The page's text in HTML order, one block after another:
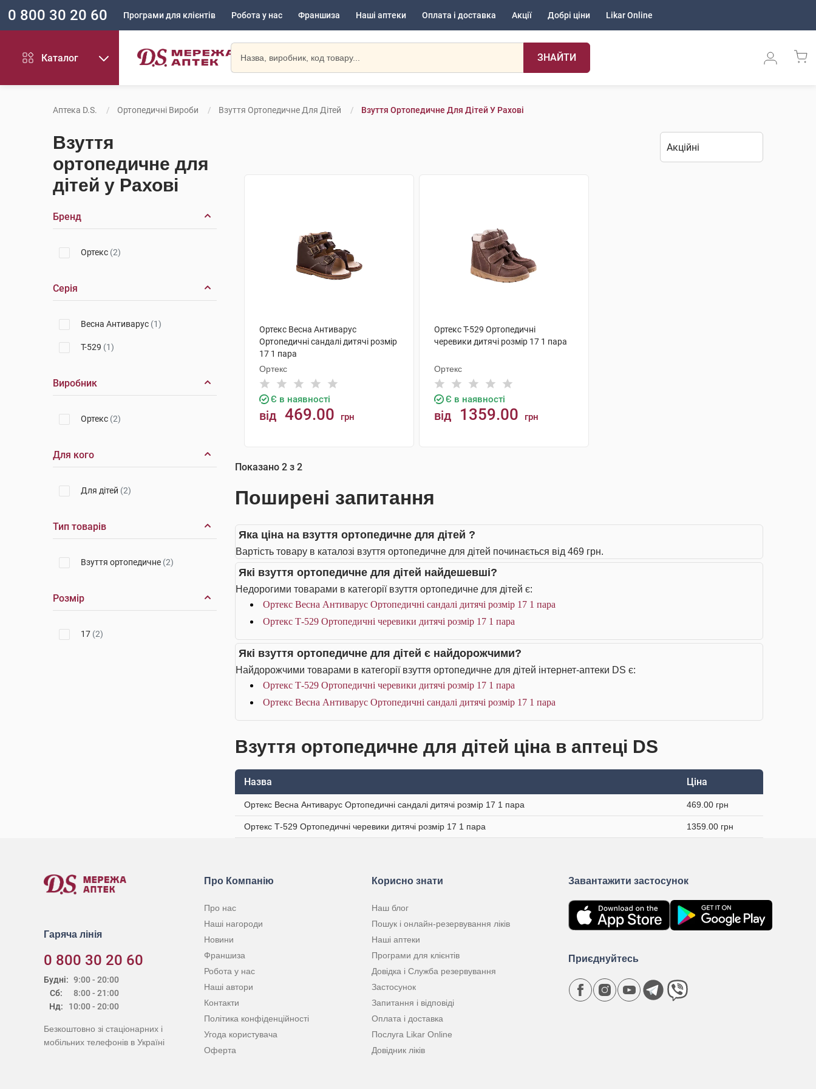
0 800 30 20 60 Програми для клієнтів Робота у нас Франшиза Наші аптеки Оплата і доставка Акції Добрі ціни Likar Online
Каталог ЗНАЙТИ
Аптека D.S. Ортопедичні Вироби Взуття Ортопедичне Для Дітей Взуття Ортопедичне Для Дітей У Рахові
Взуття
ортопедичне для
дітей у Рахові
Бренд
Ортекс (2)
Серія
Весна Антиварус (1)
Т-529 (1)
Виробник
Ортекс (2)
Для кого
Для дітей (2)
Тип товарів
Взуття ортопедичне (2)
Розмір
17 (2)
Ортекс Весна Антиварус
Ортопедичні сандалі дитячі розмір
17 1 пара
Ортекс
Є в наявності
від 469.00 грн
Ортекс Т-529 Ортопедичні
черевики дитячі розмір 17 1 пара
Ортекс
Є в наявності
від 1359.00 грн
Показано 2 з 2
Поширені запитання
Яка ціна на взуття ортопедичне для дітей ?
Вартість товару в каталозі взуття ортопедичне для дітей починається від 469 грн.
Які взуття ортопедичне для дітей найдешевші?
Недорогими товарами в категорії взуття ортопедичне для дітей є:
Ортекс Весна Антиварус Ортопедичні сандалі дитячі розмір 17 1 пара
Ортекс Т-529 Ортопедичні черевики дитячі розмір 17 1 пара
Які взуття ортопедичне для дітей є найдорожчими?
Найдорожчими товарами в категорії взуття ортопедичне для дітей інтернет-аптеки DS є:
Ортекс Т-529 Ортопедичні черевики дитячі розмір 17 1 пара
Ортекс Весна Антиварус Ортопедичні сандалі дитячі розмір 17 1 пара
Взуття ортопедичне для дітей ціна в аптеці DS
Назва Ціна
Ортекс Весна Антиварус Ортопедичні сандалі дитячі розмір 17 1 пара 469.00 грн
Ортекс Т-529 Ортопедичні черевики дитячі розмір 17 1 пара 1359.00 грн
Гаряча лінія
0 800 30 20 60
Будні:
Сб:
Нд:
9:00 - 20:00
8:00 - 21:00
10:00 - 20:00
Безкоштовно зі стаціонарних і
мобільних телефонів в Україні
Про Компанію
Про нас
Наші нагороди
Новини
Франшиза
Робота у нас
Наші автори
Контакти
Політика конфіденційності
Угода користувача
Оферта
Корисно знати
Наш блог
Пошук і онлайн-резервування ліків
Наші аптеки
Програми для клієнтів
Довідка і Служба резервування
Застосунок
Запитання і відповіді
Оплата і доставка
Послуга Likar Online
Довідник ліків
Завантажити застосунок
Приєднуйтесь